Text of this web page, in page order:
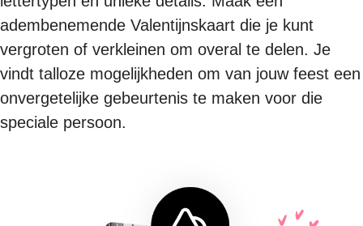
adembenemende Valentijnskaart die je kunt
vergroten of verkleinen om overal te delen. Je
vindt talloze mogelijkheden om van jouw feest een
onvergetelijke gebeurtenis te maken voor die
speciale persoon.